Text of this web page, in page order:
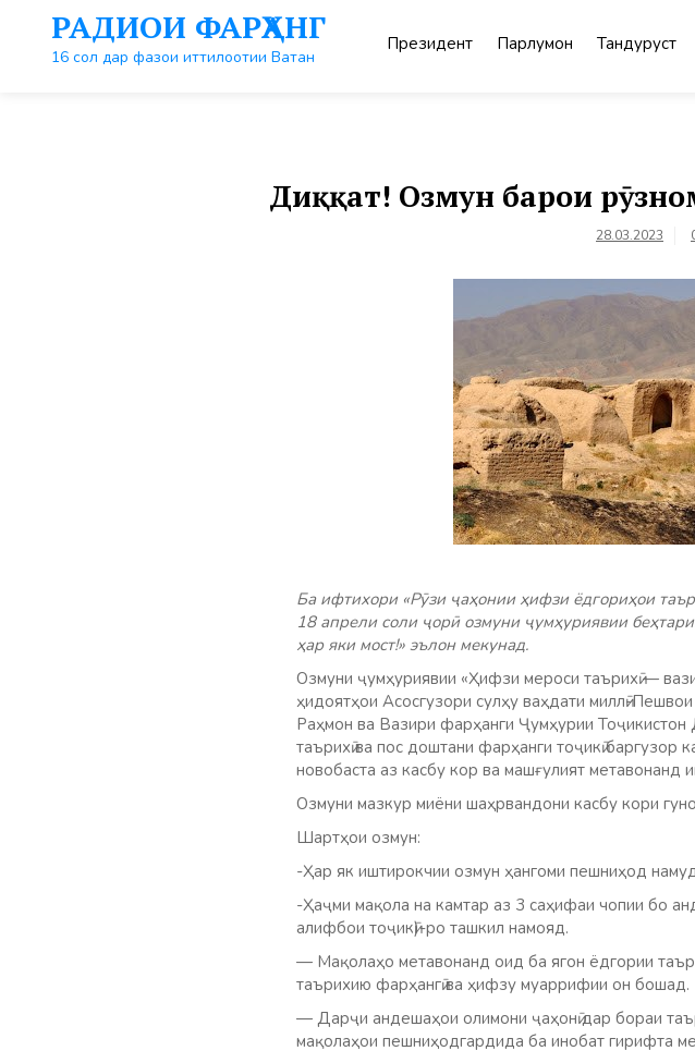
контенту
РАДИОИ ФАРҲАНГ
16 сол дар фазои иттилоотии Ватан
Президент Парлумон Тандурустӣ
Диққат! Озмун барои
28.03.2023
Ба ифтихори «Рӯзи ҷаҳонии ҳифзи ёдгориҳои
18 апрели соли ҷорӣ озмуни ҷумҳуриявии
ҳар яки мост!» эълон мекунад.
Озмуни ҷумҳуриявии «Ҳифзи мероси таърихӣ —
ҳидоятҳои Асосгузори сулҳу ваҳдати миллӣ-
Раҳмон ва Вазири фарҳанги Ҷумҳурии
таърихӣ ва пос доштани фарҳанги тоҷикӣ
новобаста аз касбу кор ва машғулият метавонанд
Озмуни мазкур миёни шаҳрвандони касбу кори
Шартҳои озмун:
-Ҳар як иштирокчии озмун ҳангоми пешниҳод
-Ҳаҷми мақола на камтар аз 3 саҳифаи чопии бо
алифбои тоҷикӣ)-ро ташкил намояд.
— Мақолаҳо метавонанд оид ба ягон ёдгории
таърихию фарҳангӣ ва ҳифзу муаррифии он бошад.
— Дарҷи андешаҳои олимони ҷаҳонӣ дар бораи
мақолаҳои пешниҳодгардида ба инобат гирифта